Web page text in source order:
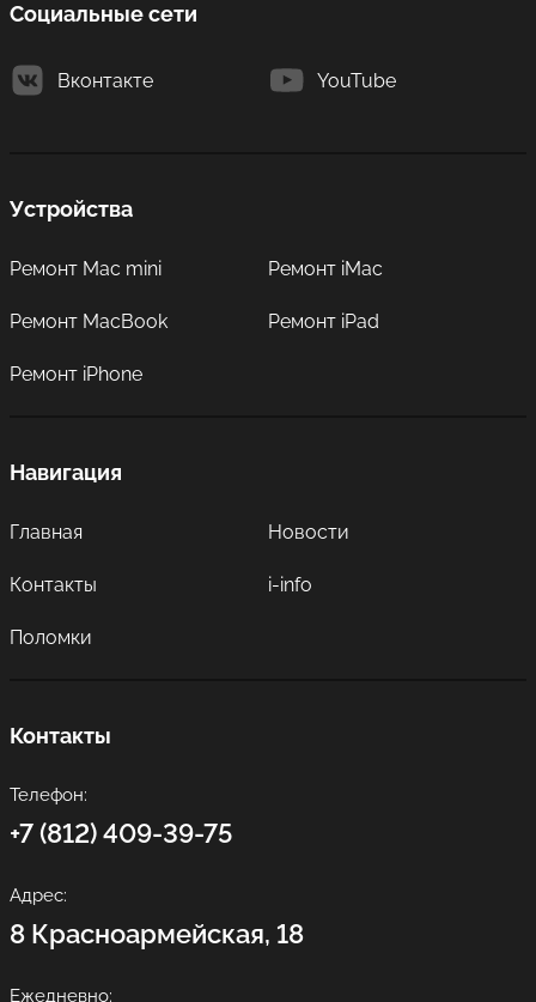
Социальные сети
Вконтакте YouTube
Устройства
Ремонт Mac mini Ремонт iMac
Ремонт MacBook Ремонт iPad
Ремонт iPhone
Навигация
Главная Новости
Контакты i-info
Поломки
Контакты
Телефон:
+7 (812) 409-39-75
Адрес:
8 Красноармейская, 18
Ежедневно: